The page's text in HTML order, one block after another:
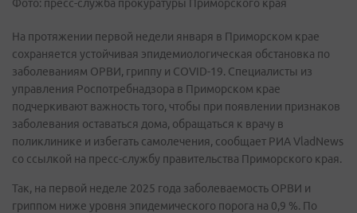
Фото: пресс-служба прокуратуры Приморского края
На протяжении первой недели января в Приморском крае
сохраняется устойчивая эпидемиологическая обстановка по
заболеваниям ОРВИ, гриппу и COVID-19. Специалисты из
управления Роспотребнадзора в Приморском крае
подчеркивают важность того, чтобы при появлении признаков
заболевания оставаться дома, обращаться к врачу в
поликлинике и избегать самолечения, сообщает РИА VladNews
со ссылкой на пресс-службу правительства Приморского края.
Так, на первой неделе 2025 года заболеваемость ОРВИ и
гриппом ниже уровня эпидемического порога на 0,9 %. По